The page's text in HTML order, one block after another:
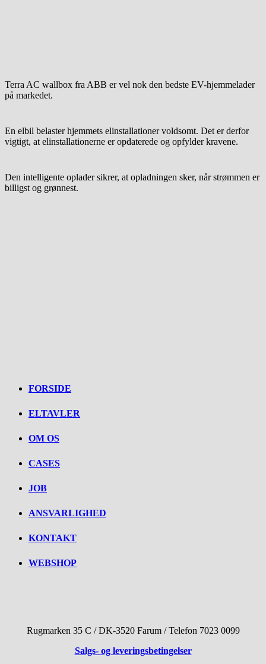
Terra AC wallbox fra ABB er vel nok den bedste EV-hjemmelader
på markedet.
En elbil belaster hjemmets elinstallationer voldsomt. Det er derfor
vigtigt, at elinstallationerne er opdaterede og opfylder kravene.
Den intelligente oplader sikrer, at opladningen sker, når strømmen er
billigst og grønnest.
FORSIDE
ELTAVLER
OM OS
CASES
JOB
ANSVARLIGHED
KONTAKT
WEBSHOP
Rugmarken 35 C / DK-3520 Farum / Telefon 7023 0099
Salgs- og leveringsbetingelser